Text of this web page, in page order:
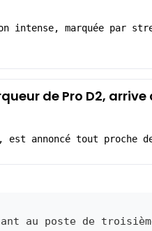
intense, marquée par
de Pro D2, arrive
est annoncé tout proche
au poste de